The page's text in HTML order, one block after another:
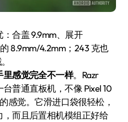
合盖 9.9mm、展开
8.9mm/4.2mm；243 克也
里感觉完全不一样。Razr
普通直板机，不像 Pixel 10
感觉。它滑进口袋很轻松，
而且后置相机模组正好给